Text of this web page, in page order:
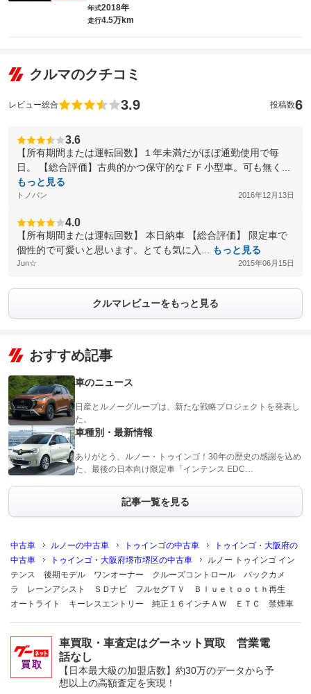
年式2018年
走行4.5万km
クルマのクチコミ
レビュー総合 3.9 投稿数6
3.6
【所有期間または運転回数】１年未満だがほぼ通勤使用で毎
日。 【総合評価】古典的かつ保守的なＦＦ小型車。可も無く...
もっと見る
トノバン 2016年12月13日
4.0
【所有期間または運転回数】 本日納車 【総合評価】 限定車で
個性的で可愛いと思います。とても気に入...
もっと見る
Jun☆ 2015年06月15日
クルマレビューをもっと見る
おすすめ記事
車のニュース
日産とルノーグループは、新たな戦略プロジェクトを発表し
た。
車種別・最新情報
ありがとう、ルノー・トゥインゴ！30年の歴史の感謝を込め
た、最後の日本向け限定車「インテンス EDC…
記事一覧を見る
中古車 ルノーの中古車 トゥインゴの中古車
トゥインゴ・大阪府の
中古車
トゥインゴ・大阪府堺市堺区の中古車
ルノー トゥインゴ イン
テンス 後期モデル ワンオーナー クルーズコントロール バックカメ
ラ レーンアシスト ＳＤナビ フルセグＴＶ Ｂｌｕｅｔｏｏｔｈ再生
オートライト キーレスエントリー 純正１６インチＡＷ ＥＴＣ 禁煙車
車買取・車査定はグーネット買取 営業電
話なし
【日本最大級の加盟店数】約30万のデータから予
想以上の高額査定を実現！